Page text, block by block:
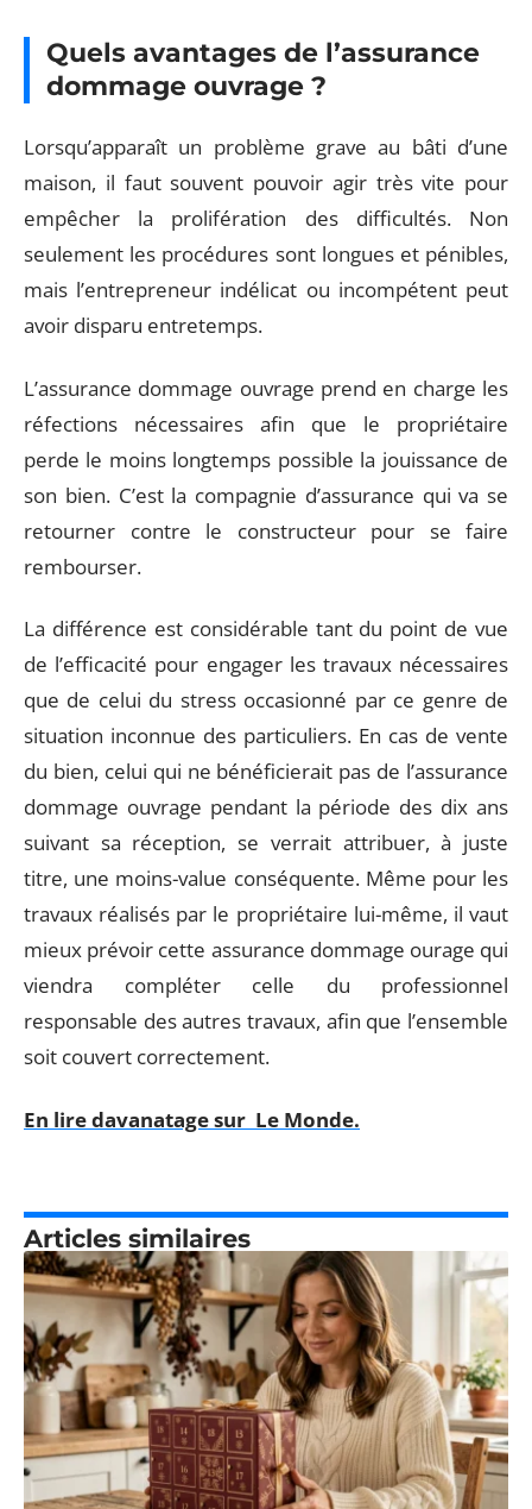
Quels avantages de l’assurance
dommage ouvrage ?
Lorsqu’apparaît un problème grave au bâti d’une
maison, il faut souvent pouvoir agir très vite pour
empêcher la prolifération des difficultés. Non
seulement les procédures sont longues et pénibles,
mais l’entrepreneur indélicat ou incompétent peut
avoir disparu entretemps.
L’assurance dommage ouvrage prend en charge les
réfections nécessaires afin que le propriétaire
perde le moins longtemps possible la jouissance de
son bien. C’est la compagnie d’assurance qui va se
retourner contre le constructeur pour se faire
rembourser.
La différence est considérable tant du point de vue
de l’efficacité pour engager les travaux nécessaires
que de celui du stress occasionné par ce genre de
situation inconnue des particuliers. En cas de vente
du bien, celui qui ne bénéficierait pas de l’assurance
dommage ouvrage pendant la période des dix ans
suivant sa réception, se verrait attribuer, à juste
titre, une moins-value conséquente. Même pour les
travaux réalisés par le propriétaire lui-même, il vaut
mieux prévoir cette assurance dommage ourage qui
viendra compléter celle du professionnel
responsable des autres travaux, afin que l’ensemble
soit couvert correctement.
En lire davanatage sur Le Monde.
Articles similaires